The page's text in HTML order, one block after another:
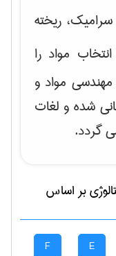
ریخته
مواد را
مواد و
شده و لغات
گردد.
بر اساس
E
F